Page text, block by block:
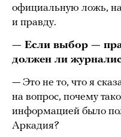
официальную ложь,
и правду.
— Если выбор —
должен ли
— Это не то, что я
на вопрос, почему
информацией было
Аркадия?